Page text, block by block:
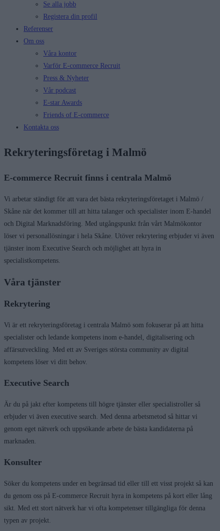
Se alla jobb
Registera din profil
Referenser
Om oss
Våra kontor
Varför E-commerce Recruit
Press & Nyheter
Vår podcast
E-star Awards
Friends of E-commerce
Kontakta oss
Rekryteringsföretag i Malmö
E-commerce Recruit finns i centrala Malmö
Vi arbetar ständigt för att vara det bästa rekryteringsföretaget i Malmö /
Skåne när det kommer till att hitta talanger och specialister inom E-handel
och Digital Marknadsföring. Med utgångspunkt från vårt Malmökontor
löser vi personallösningar i hela Skåne. Utöver rekrytering erbjuder vi även
tjänster inom Executive Search och möjlighet att hyra in
specialistkompetens.
Våra tjänster
Rekrytering
Vi är ett rekryteringsföretag i centrala Malmö som fokuserar på att hitta
specialister och ledande kompetens inom e-handel, digitalisering och
affärsutveckling. Med ett av Sveriges största community av digital
kompetens löser vi ditt behov.
Executive Search
Är du på jakt efter kompetens till högre tjänster eller specialistroller så
erbjuder vi även executive search. Med denna arbetsmetod så hittar vi
genom eget nätverk och uppsökande arbete de bästa kandidaterna på
marknaden.
Konsulter
Söker du kompetens under en begränsad tid eller till ett visst projekt så kan
du genom oss på E-commerce Recruit hyra in kompetens på kort eller lång
sikt. Med ett stort nätverk har vi ofta kompetenser tillgängliga för denna
typen av projekt.